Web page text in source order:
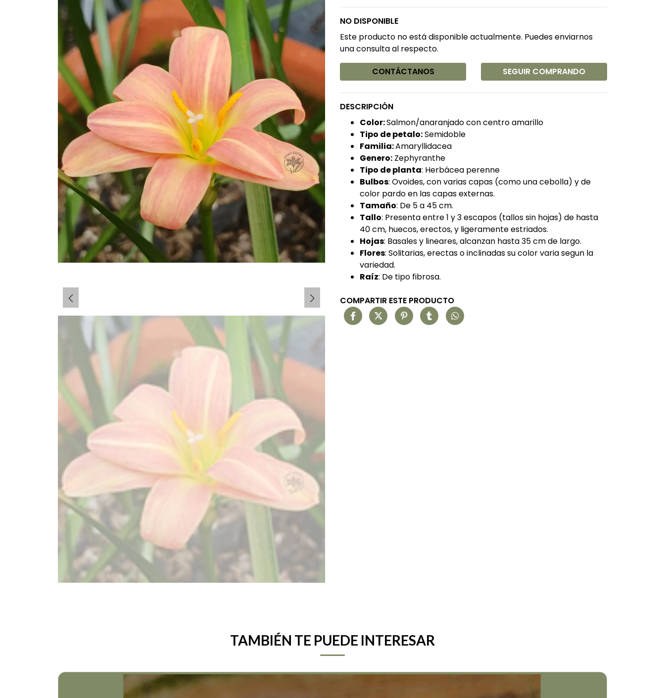
NO DISPONIBLE
Este producto no está disponible actualmente. Puedes enviarnos
una consulta al respecto.
CONTÁCTANOS
SEGUIR COMPRANDO
DESCRIPCIÓN
Color:Salmon/anaranjado con centro amarillo
Tipo de petalo:Semidoble
Familia:Amaryllidacea
Genero: Zephyranthe
Tipo de planta: Herbácea perenne
Bulbos: Ovoides, con varias capas (como una cebolla) y de
color pardo en las capas externas.
Tamaño: De 5 a 45 cm.
Tallo: Presenta entre 1 y 3 escapos (tallos sin hojas) de hasta
40 cm, huecos, erectos, y ligeramente estriados.
Hojas: Basales y lineares, alcanzan hasta 35 cm de largo.
Flores: Solitarias, erectas o inclinadas su color varia segun la
variedad.
Raíz: De tipo fibrosa.
COMPARTIR ESTE PRODUCTO
TAMBIÉN TE PUEDE INTERESAR